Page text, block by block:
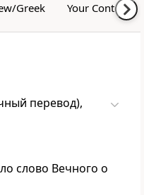
Greek Your Content
перевод),
слово Вечного о